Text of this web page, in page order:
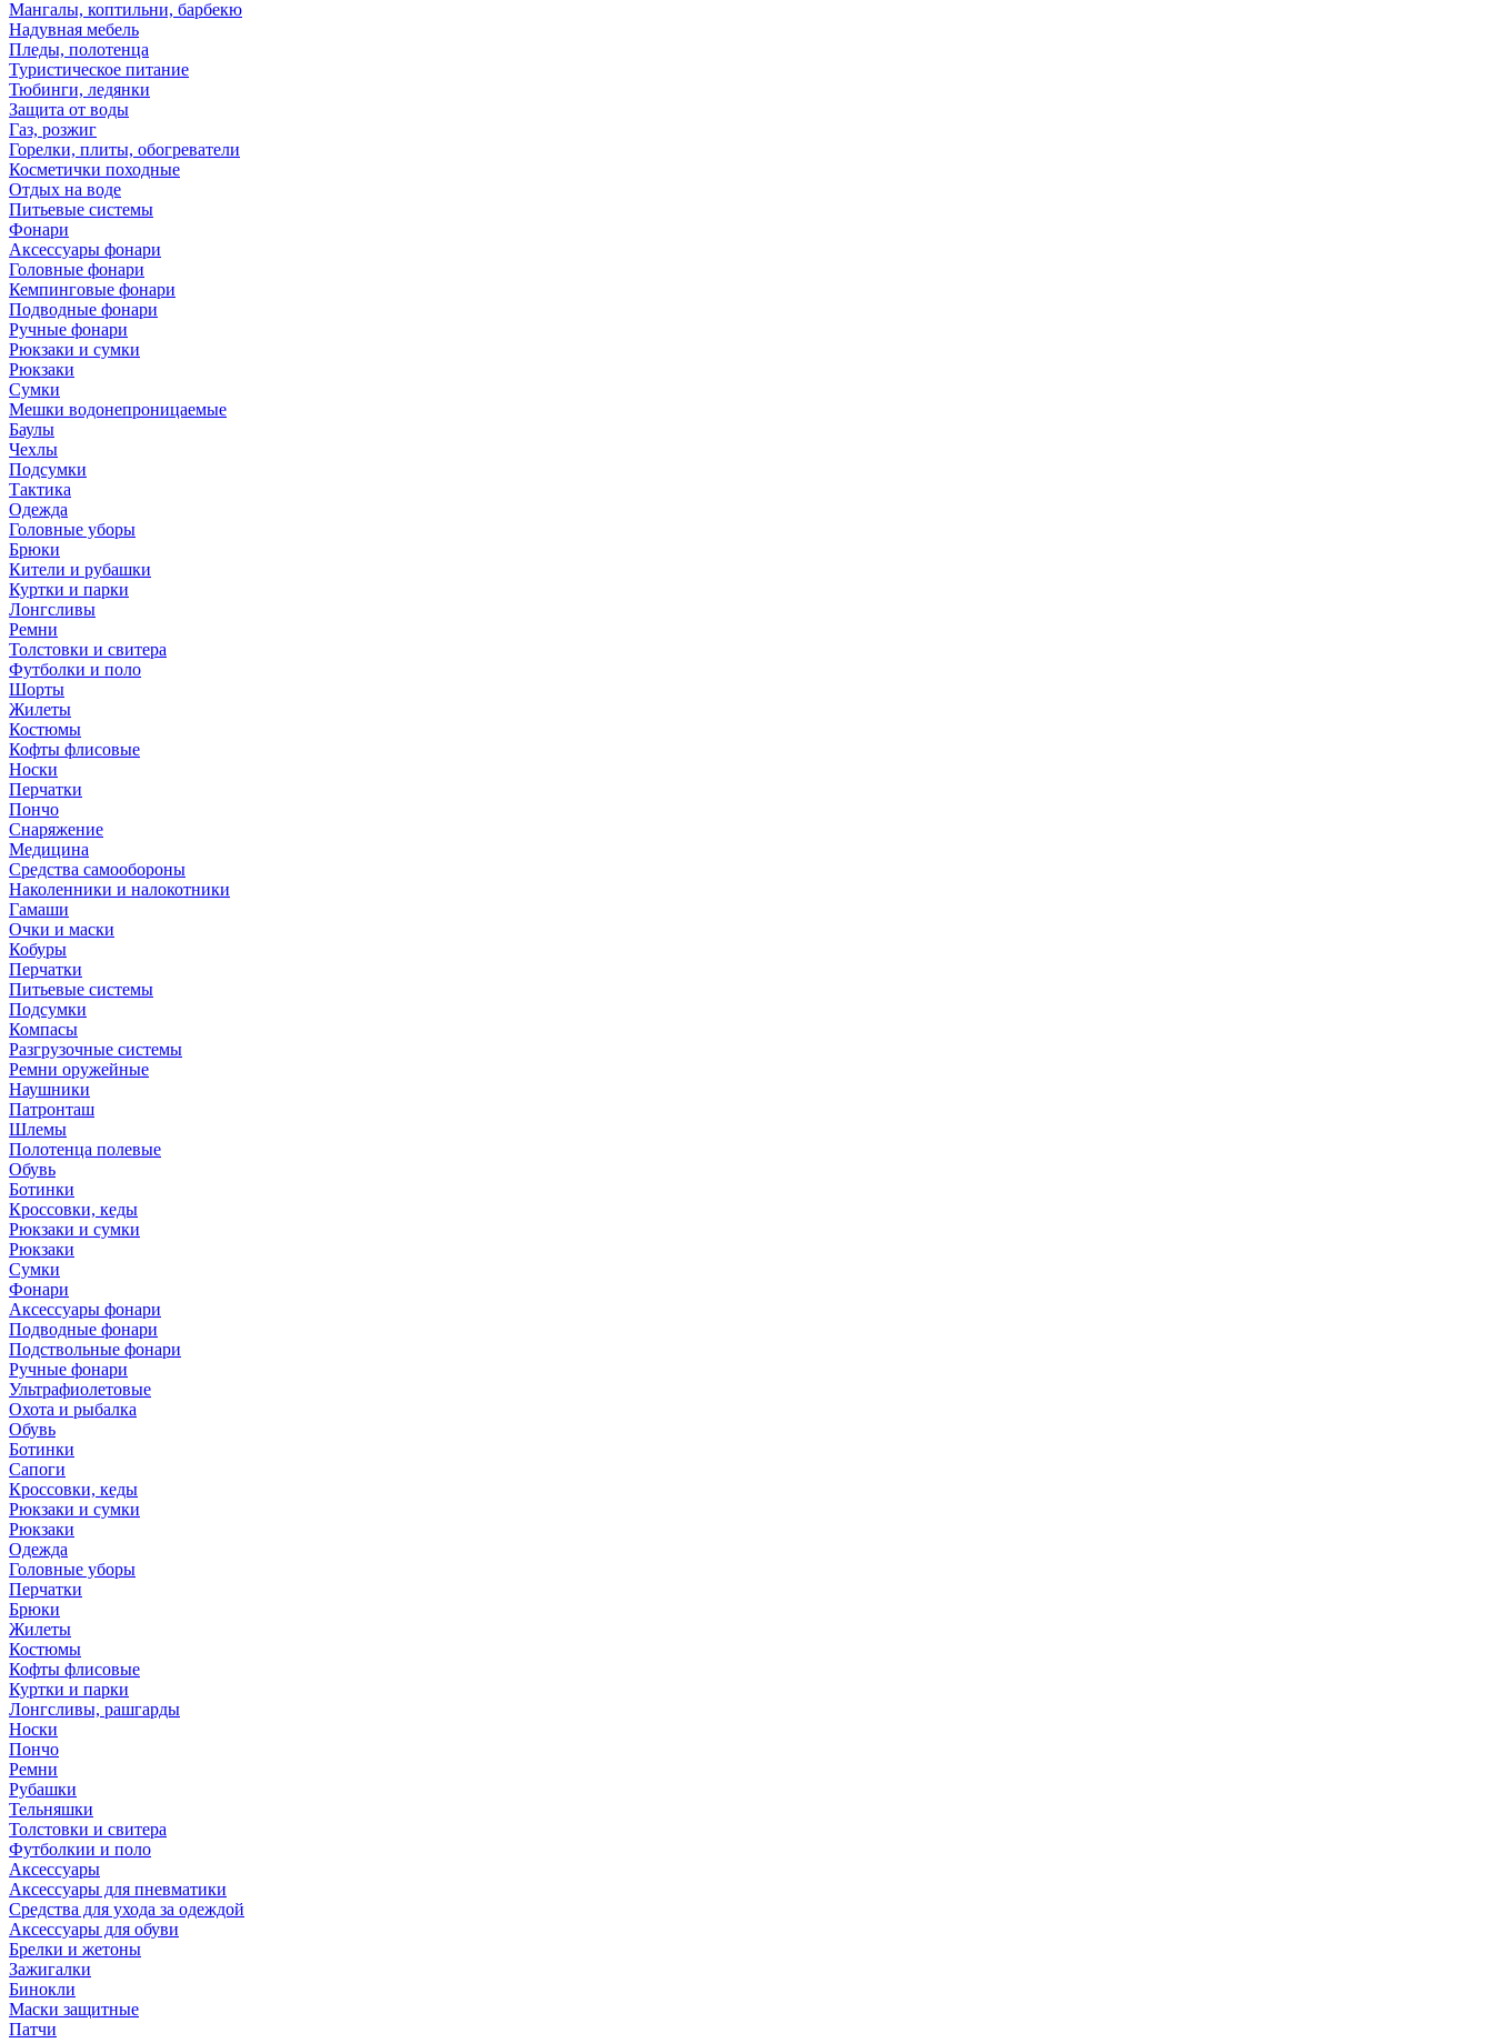
Мангалы, коптильни, барбекю
Надувная мебель
Пледы, полотенца
Туристическое питание
Тюбинги, ледянки
Защита от воды
Газ, розжиг
Горелки, плиты, обогреватели
Косметички походные
Отдых на воде
Питьевые системы
Фонари
Аксессуары фонари
Головные фонари
Кемпинговые фонари
Подводные фонари
Ручные фонари
Рюкзаки и сумки
Рюкзаки
Сумки
Мешки водонепроницаемые
Баулы
Чехлы
Подсумки
Тактика
Одежда
Головные уборы
Брюки
Кители и рубашки
Куртки и парки
Лонгсливы
Ремни
Толстовки и свитера
Футболки и поло
Шорты
Жилеты
Костюмы
Кофты флисовые
Носки
Перчатки
Пончо
Снаряжение
Медицина
Средства самообороны
Наколенники и налокотники
Гамаши
Очки и маски
Кобуры
Перчатки
Питьевые системы
Подсумки
Компасы
Разгрузочные системы
Ремни оружейные
Наушники
Патронташ
Шлемы
Полотенца полевые
Обувь
Ботинки
Кроссовки, кеды
Рюкзаки и сумки
Рюкзаки
Сумки
Фонари
Аксессуары фонари
Подводные фонари
Подствольные фонари
Ручные фонари
Ультрафиолетовые
Охота и рыбалка
Обувь
Ботинки
Сапоги
Кроссовки, кеды
Рюкзаки и сумки
Рюкзаки
Одежда
Головные уборы
Перчатки
Брюки
Жилеты
Костюмы
Кофты флисовые
Куртки и парки
Лонгсливы, рашгарды
Носки
Пончо
Ремни
Рубашки
Тельняшки
Толстовки и свитера
Футболкии и поло
Аксессуары
Аксессуары для пневматики
Средства для ухода за одеждой
Аксессуары для обуви
Брелки и жетоны
Зажигалки
Бинокли
Маски защитные
Патчи